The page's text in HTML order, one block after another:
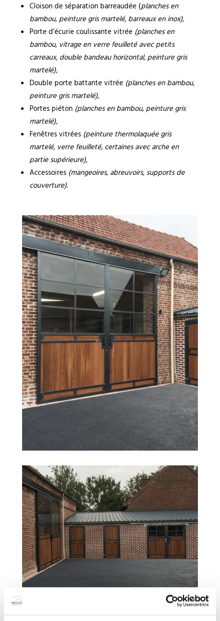
Cloison de séparation barreaudée (planches en
bambou, peinture gris martelé, barreaux en inox),
Porte d’écurie coulissante vitrée (planches en
bambou, vitrage en verre feuilleté avec petits
carreaux, double bandeau horizontal, peinture gris
martelé),
Double porte battante vitrée (planches en bambou,
peinture gris martelé),
Portes piéton (planches en bambou, peinture gris
martelé),
Fenêtres vitrées (peinture thermolaquée gris
martelé, verre feuilleté, certaines avec arche en
partie supérieure),
Accessoires (mangeoires, abreuvoirs, supports de
couverture).